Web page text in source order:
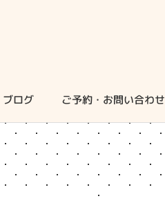
ブログ ご予約・お問い合わせ